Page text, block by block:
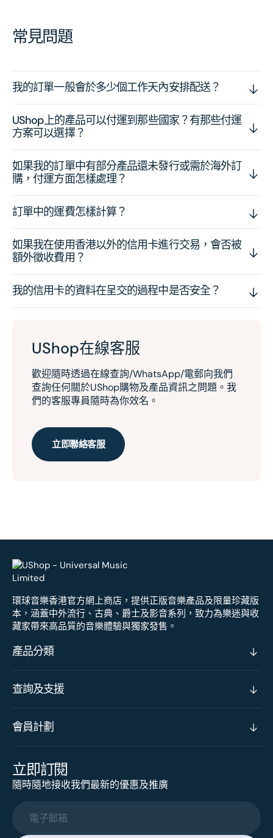
常見問題
我的訂單一般會於多少個工作天內安排配送？
UShop上的產品可以付運到那些國家？有那些付運
方案可以選擇？
如果我的訂單中有部分產品還未發行或需於海外訂
購，付運方面怎樣處理？
訂單中的運費怎樣計算？
如果我在使用香港以外的信用卡進行交易，會否被
額外徵收費用？
我的信用卡的資料在呈交的過程中是否安全？
UShop在線客服
歡迎隨時透過在線查詢/WhatsApp/電郵向我們
查詢任何關於UShop購物及產品資訊之問題。我
們的客服專員隨時為你效名。
立即聯絡客服
環球音樂香港官方網上商店，提供正版音樂產品及限量珍藏版
本，涵蓋中外流行、古典、爵士及影音系列，致力為樂迷與收
藏家帶來高品質的音樂體驗與獨家發售。
產品分類
查詢及支援
會員計劃
立即訂閱
隨時隨地接收我們最新的優惠及推廣
電子郵箱